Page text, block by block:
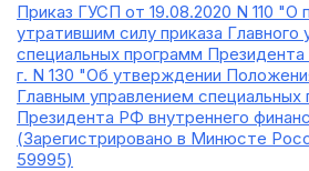
Приказ ГУСП от 19.08.2020 N 110 "О
утратившим силу приказа Главного
специальных программ
г. N 130 "Об утверждении
Главным управлением специальных
Президента РФ внутреннего
(Зарегистрировано в Минюсте
59995)